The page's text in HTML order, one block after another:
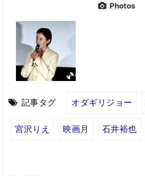
Photos
記事タグ オダギリジョー
宮沢りえ 映画月 石井裕也